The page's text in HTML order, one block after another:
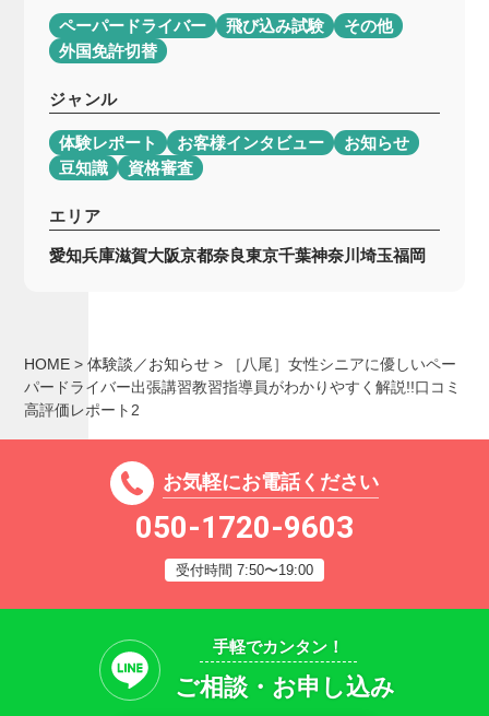
ペーパードライバー 飛び込み試験
その他
外国免許切替
ジャンル
体験レポート お客様インタビュー
お知らせ
豆知識
資格審査
エリア
愛知兵庫滋賀大阪京都奈良東京千葉神奈川埼玉福岡
HOME >体験談／お知らせ >
［八尾］女性シニアに優しいペー
パードライバー出張講習教習指導員がわかりやすく解説!!口コミ
高評価レポート2
お気軽にお電話ください
050-1720-9603
受付時間 7:50〜19:00
手軽でカンタン！
ご相談・お申し込み